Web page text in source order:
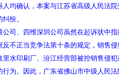
均确认，本案与江苏省高级人民法院
纷。
、四维深圳公司虽然在起诉状中指
反不正当竞争法第十条的规定，销售
里水印刷厂、汾江经营部被控销售侵
行为。因此，广东省佛山市中级人民